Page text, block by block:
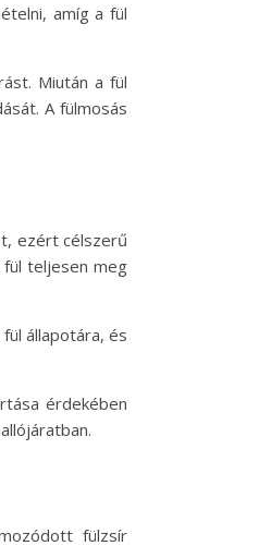
amíg a fül
Miután a fül
A fülmosás
ezért célszerű
teljesen meg
állapotára, és
érdekében
fülzsír